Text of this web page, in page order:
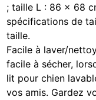
; taille L : 86 x 68
spécifications de
taille.
Facile à laver/
facile à sécher,
lit pour chien
vos amis. Gardez